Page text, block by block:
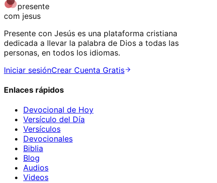
presente
com jesus
Presente con Jesús es una plataforma cristiana
dedicada a llevar la palabra de Dios a todas las
personas, en todos los idiomas.
Iniciar sesiónCrear Cuenta Gratis
Enlaces rápidos
Devocional de Hoy
Versículo del Día
Versículos
Devocionales
Biblia
Blog
Audios
Videos